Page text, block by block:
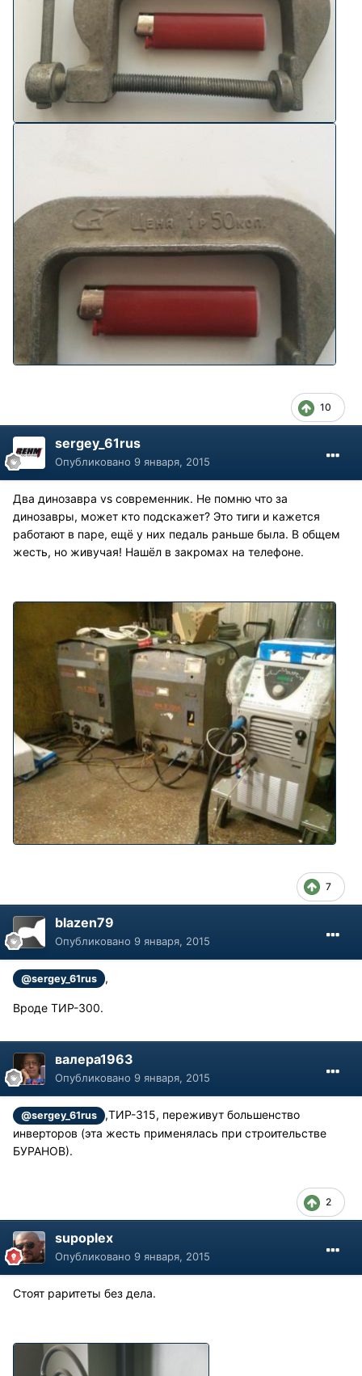
10
sergey_61rus
Опубликовано 9 января, 2015
Два динозавра vs современник. Не помню что за
динозавры, может кто подскажет? Это тиги и кажется
работают в паре, ещё у них педаль раньше была. В общем
жесть, но живучая! Нашёл в закромах на телефоне.
7
blazen79
Опубликовано 9 января, 2015
@sergey_61rus ,
Вроде ТИР-300.
валера1963
Опубликовано 9 января, 2015
@sergey_61rus
,ТИР-315, переживут большенство
инверторов (эта жесть применялась при строительстве
БУРАНОВ).
2
supoplex
Опубликовано 9 января, 2015
Стоят раритеты без дела.